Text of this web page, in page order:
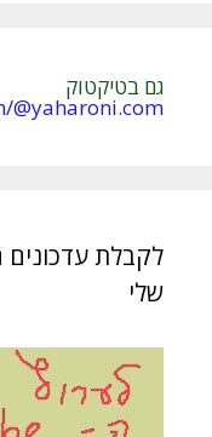
גם בטיקטוק
@yaharoni.com
לקבלת עדכונים
שלי